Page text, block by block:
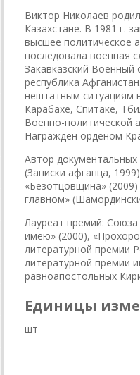
Виктор Николаев
Казахстане. В 1981 г.
высшее политическое
последовала военная
Закавказский Военный
республика
нештатным ситуациям
Карабахе, Спитаке,
Военно-политической
Награжден орденом
Автор
(Записки афганца,
«Безотцовщина»
главном»
Лауреат премий: Союза
имею» (2000),
литературной премии
литературной премии
равноапостольных
Единицы
шт